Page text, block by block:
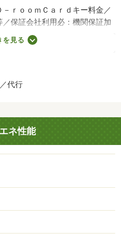
ｒｏｏｍＣａｒｄキー料金／
／保証会社利用必：機関保証加
０円、月額保証料賃料等総額
他商品あり）／［退去時費
業者にご確認いただけま
金にエアコンクリーニング費
ホン／浴室乾燥機／オートロ
ボックス／システムキッチン
座／駐輪場／宅配ボックス／
キッチン／ＩＨクッキングヒ
ンクロゼット／保証人不要／
不要／浴室１坪以上／２駅利
ＢＳ／保証会社利用可／クス
ストア）まで４３０ｍ／
ーパー）まで４４０ｍ／ファ
を見る
代行
ネ性能